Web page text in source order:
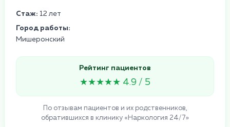
Стаж: 12 лет
Город работы:
Мишеронский
Рейтинг пациентов
★★★★★ 4.9 / 5
По отзывам пациентов и их родственников,
обратившихся в клинику «Наркология 24/7»